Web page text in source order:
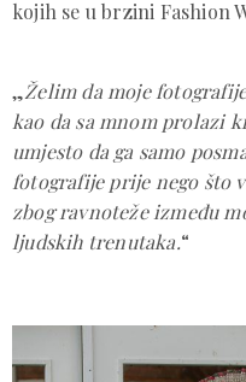
kojih se u brzini Fashion
„Želim da moje
kao da sa mnom prolazi
umjesto da ga samo
fotografije prije nego što
zbog ravnoteže između
ljudskih trenutaka.“